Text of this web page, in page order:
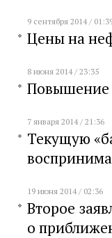
9 сентября 2014 /
Цены на
8 июня 2014 / 23:35
Повышение
7 января 2014 / 21:36
Текущую
19 июня 2014 / 02:36
Второе
о